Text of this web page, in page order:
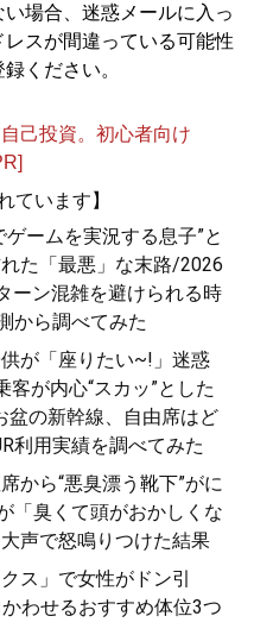
場合、迷惑メールに入っ
スが間違っている可能性
ください。
己投資。初心者向け
ています】
ームを実況する息子”と
た「最悪」な末路/2026
ーン混雑を避けられる時
から調べてみた
が「座りたい~!」迷惑
客が内心“スカッ”とした
盆の新幹線、自由席はど
利用実績を調べてみた
から“悪臭漂う靴下”がに
「臭くて頭がおかしくな
声で怒鳴りつけた結果
ス」で女性がドン引
わせるおすすめ体位3つ